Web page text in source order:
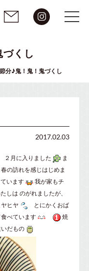
くし
節分♪鬼！鬼！鬼づくし
2017.02.03
２月に入りました
ま
の訪れを感じはじめま
います
我が家もチ
しは のがれましたが、
ヒヤ
とにかくおば
べています
焼
だもの